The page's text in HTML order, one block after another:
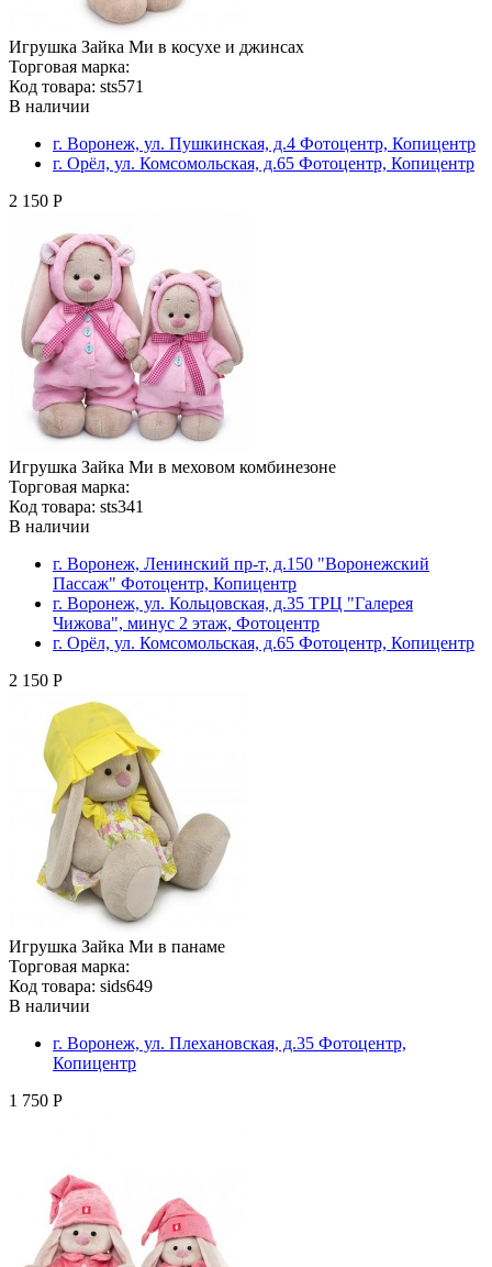
Игрушка Зайка Ми в косухе и джинсах
Торговая марка:
Код товара: sts571
В наличии
г. Воронеж, ул. Пушкинская, д.4 Фотоцентр, Копицентр
г. Орёл, ул. Комсомольская, д.65 Фотоцентр, Копицентр
2 150 Р
Игрушка Зайка Ми в меховом комбинезоне
Торговая марка:
Код товара: sts341
В наличии
г. Воронеж, Ленинский пр-т, д.150 "Воронежский
Пассаж" Фотоцентр, Копицентр
г. Воронеж, ул. Кольцовская, д.35 ТРЦ "Галерея
Чижова", минус 2 этаж, Фотоцентр
г. Орёл, ул. Комсомольская, д.65 Фотоцентр, Копицентр
2 150 Р
Игрушка Зайка Ми в панаме
Торговая марка:
Код товара: sids649
В наличии
г. Воронеж, ул. Плехановская, д.35 Фотоцентр,
Копицентр
1 750 Р